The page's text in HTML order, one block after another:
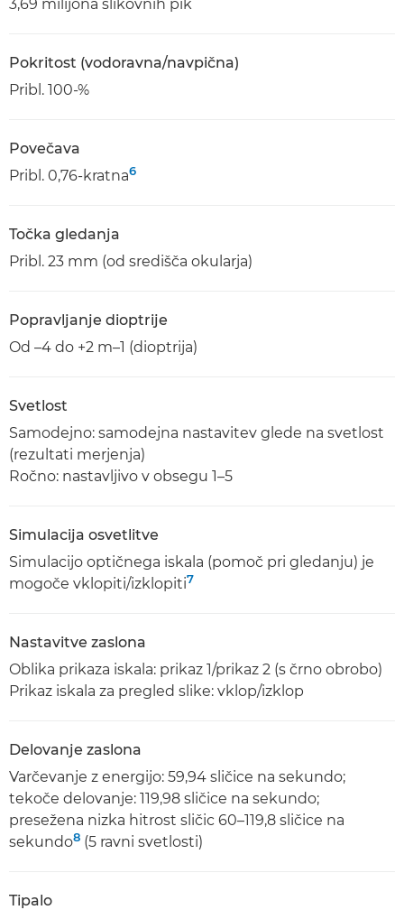
3,69 milijona slikovnih pik
Pokritost (vodoravna/navpična)
Pribl. 100-%
Povečava
Pribl. 0,76-kratna6
Točka gledanja
Pribl. 23 mm (od središča okularja)
Popravljanje dioptrije
Od –4 do +2 m–1 (dioptrija)
Svetlost
Samodejno: samodejna nastavitev glede na svetlost
(rezultati merjenja)
Ročno: nastavljivo v obsegu 1–5
Simulacija osvetlitve
Simulacijo optičnega iskala (pomoč pri gledanju) je
mogoče vklopiti/izklopiti7
Nastavitve zaslona
Oblika prikaza iskala: prikaz 1/prikaz 2 (s črno obrobo)
Prikaz iskala za pregled slike: vklop/izklop
Delovanje zaslona
Varčevanje z energijo: 59,94 sličice na sekundo;
tekoče delovanje: 119,98 sličice na sekundo;
presežena nizka hitrost sličic 60–119,8 sličice na
sekundo8 (5 ravni svetlosti)
Tipalo